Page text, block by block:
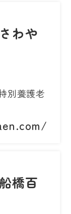
わや
別養護老
橋百